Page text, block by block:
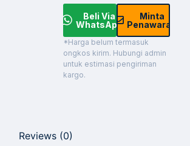
Beli Via
WhatsApp
Minta
Penawaran
*Harga belum termasuk
ongkos kirim. Hubungi admin
untuk estimasi pengiriman
kargo.
Reviews (0)